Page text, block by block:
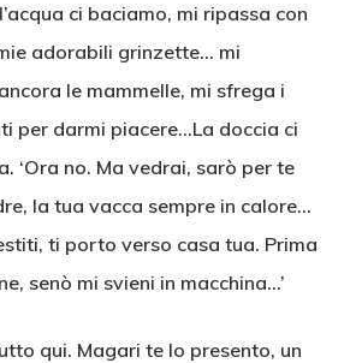
ci baciamo, mi ripassa con
adorabili grinzette… mi
le mammelle, mi sfrega i
per darmi piacere…La doccia ci
‘Ora no. Ma vedrai, sarò per te
la tua vacca sempre in calore…
ti porto verso casa tua. Prima
senò mi svieni in macchina…’
qui. Magari te lo presento, un